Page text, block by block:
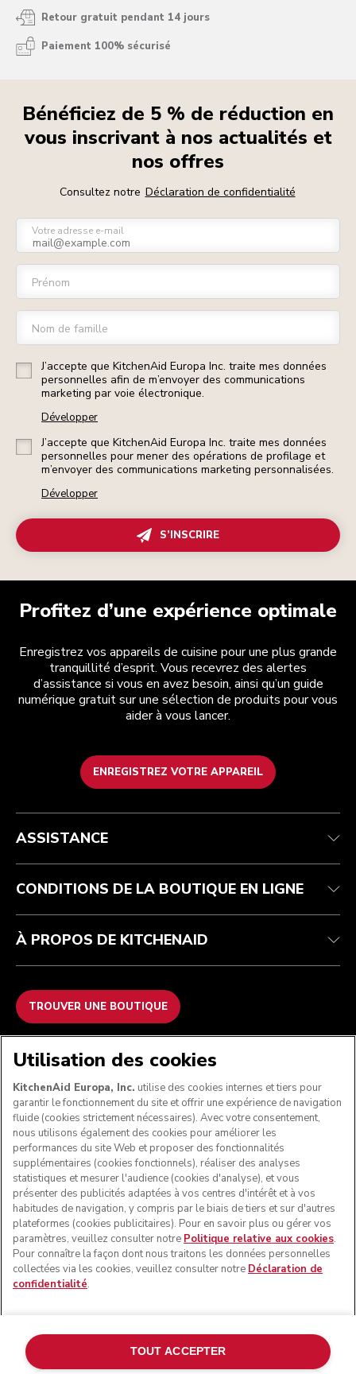
Retour gratuit pendant 14 jours
Paiement 100% sécurisé
Bénéficiez de 5 % de réduction en
vous inscrivant à nos actualités et
nos offres
Consultez notre Déclaration de confidentialité
Votre adresse e-mail
Prénom
Nom de famille
J’accepte que KitchenAid Europa Inc. traite mes données
personnelles afin de m’envoyer des communications
marketing par voie électronique.
Développer
J’accepte que KitchenAid Europa Inc. traite mes données
personnelles pour mener des opérations de profilage et
m’envoyer des communications marketing personnalisées.
Développer
S’INSCRIRE
Profitez d’une expérience optimale
Enregistrez vos appareils de cuisine pour une plus grande
tranquillité d’esprit. Vous recevrez des alertes
d’assistance si vous en avez besoin, ainsi qu’un guide
numérique gratuit sur une sélection de produits pour vous
aider à vous lancer.
ENREGISTREZ VOTRE APPAREIL
Service après-vente
Garantie et documents
Contactez-nous
Conditions générales de vente
Retours et remboursements
Imprint
ODR
La marque
Trouver une boutique
ASSISTANCE
CONDITIONS DE LA BOUTIQUE EN LIGNE
À PROPOS DE KITCHENAID
TROUVER UNE BOUTIQUE
NOUS ACCEPTONS
SUIVEZ-NOUS
forme du robot pâtissier multifonction sont des marques
commerciales aux États-Unis et ailleurs.
Utilisation des cookies
KitchenAid Europa, Inc. utilise des cookies internes et tiers pour
garantir le fonctionnement du site et offrir une expérience de navigation
fluide (cookies strictement nécessaires). Avec votre consentement,
nous utilisons également des cookies pour améliorer les
performances du site Web et proposer des fonctionnalités
supplémentaires (cookies fonctionnels), réaliser des analyses
statistiques et mesurer l'audience (cookies d'analyse), et vous
présenter des publicités adaptées à vos centres d'intérêt et à vos
habitudes de navigation, y compris par le biais de tiers et sur d'autres
plateformes (cookies publicitaires). Pour en savoir plus ou gérer vos
paramètres, veuillez consulter notre Politique relative aux cookies.
Pour connaître la façon dont nous traitons les données personnelles
collectées via les cookies, veuillez consulter notre Déclaration de
confidentialité.
TOUT ACCEPTER